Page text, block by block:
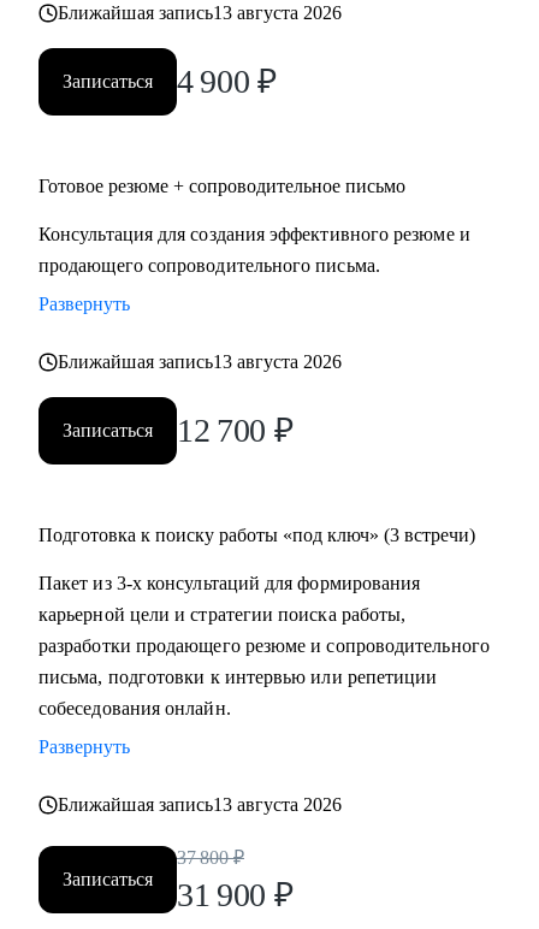
Ближайшая запись13 августа 2026
Записаться 4 900 ₽
Готовое резюме + сопроводительное письмо
Консультация для создания эффективного резюме и
продающего сопроводительного письма.
Развернуть
Ближайшая запись13 августа 2026
Записаться 12 700 ₽
Подготовка к поиску работы «под ключ» (3 встречи)
Пакет из 3-х консультаций для формирования
карьерной цели и стратегии поиска работы,
разработки продающего резюме и сопроводительного
письма, подготовки к интервью или репетиции
собеседования онлайн.
Развернуть
Ближайшая запись13 августа 2026
Записаться
37 800 ₽
31 900 ₽